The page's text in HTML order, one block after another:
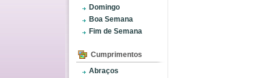
Domingo
Boa Semana
Fim de Semana
Cumprimentos
Abraços